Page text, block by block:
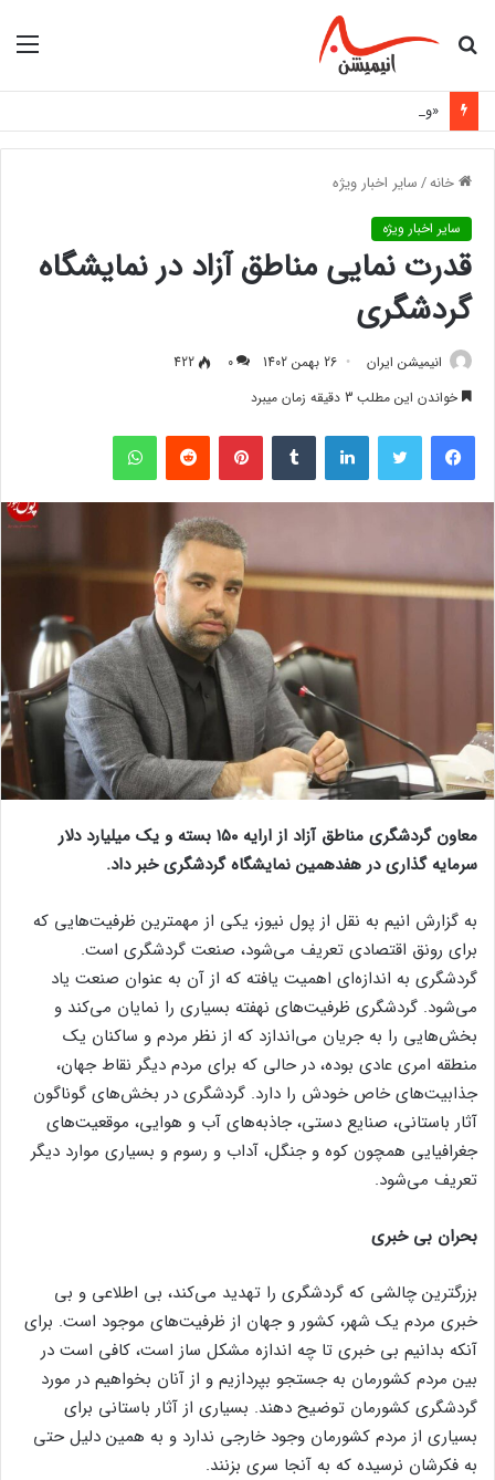
جستجو
خانه/سایر اخبار ویژه
سایر اخبار ویژه
قدرت نمایی مناطق آزاد در نمایشگاه
گردشگری
انیمیشن ایران 26 بهمن 1402 0
422
خواندن این مطلب 3 دقیقه زمان میبرد
فیس بوک لینکدین ‫پین‌ترست ‫رددیت
معاون گردشگری مناطق آزاد از ارایه ۱۵۰ بسته و یک میلیارد دلار
سرمایه گذاری در هفدهمین نمایشگاه گردشگری خبر داد.
به گزارش انیم به نقل از پول نیوز، یکی از مهمترین ظرفیت‌هایی که
برای رونق اقتصادی تعریف می‌شود، صنعت گردشگری است.
گردشگری به اندازه‌ای اهمیت یافته که از آن به عنوان صنعت یاد
می‌شود. گردشگری ظرفیت‌های نهفته بسیاری را نمایان می‌کند و
بخش‌هایی را به جریان می‌اندازد که از نظر مردم و ساکنان یک
منطقه امری عادی بوده، در حالی که برای مردم دیگر نقاط جهان،
جذابیت‌های خاص خودش را دارد. گردشگری در بخش‌های گوناگون
آثار باستانی، صنایع دستی، جاذبه‌های آب و هوایی، موقعیت‌های
جغرافیایی همچون کوه و جنگل، آداب و رسوم و بسیاری موارد دیگر
تعریف می‌شود.
بحران بی خبری
بزرگترین چالشی که گردشگری را تهدید می‌کند، بی اطلاعی و بی
خبری مردم یک شهر، کشور و جهان از ظرفیت‌های موجود است. برای
آنکه بدانیم بی خبری تا چه اندازه مشکل ساز است، کافی است در
بین مردم کشورمان به جستجو بپردازیم و از آنان بخواهیم در مورد
گردشگری کشورمان توضیح دهند. بسیاری از آثار باستانی برای
بسیاری از مردم کشورمان وجود خارجی ندارد و به همین دلیل حتی
به فکرشان نرسیده که به آنجا سری بزنند.